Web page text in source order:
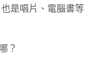
是唱片、電腦書等
？